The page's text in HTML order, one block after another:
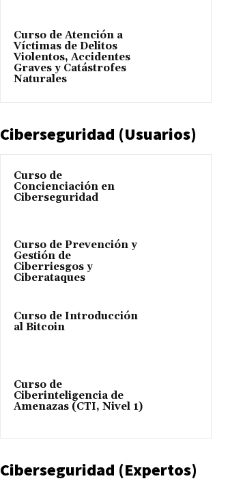
Curso de Atención a
Víctimas de Delitos
Violentos, Accidentes
Graves y Catástrofes
Naturales
Ciberseguridad (Usuarios)
Curso de
Concienciación en
Ciberseguridad
Curso de Prevención y
Gestión de
Ciberriesgos y
Ciberataques
Curso de Introducción
al Bitcoin
Curso de
Ciberinteligencia de
Amenazas (CTI, Nivel 1)
Ciberseguridad (Expertos)